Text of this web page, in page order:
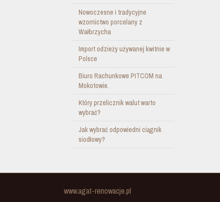
Nowoczesne i tradycyjne
wzornictwo porcelany z
Wałbrzycha
Import odzieży używanej kwitnie w
Polsce
Biuro Rachunkowe PITCOM na
Mokotowie.
Który przelicznik walut warto
wybrać?
Jak wybrać odpowiedni ciągnik
siodłowy?
www.agat-renowacje.pl